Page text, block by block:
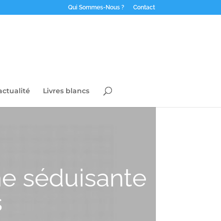
Qui Sommes-Nous ? Contact
Livres blancs
séduisante